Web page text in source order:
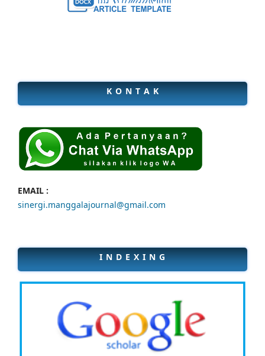
K O N T A K
EMAIL :
sinergi.manggalajournal@gmail.com
I N D E X I N G